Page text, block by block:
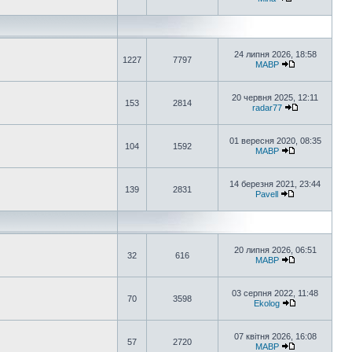
1227 7797
24 липня 2026, 18:58
MABP
153 2814
20 червня 2025, 12:11
radar77
104 1592
01 вересня 2020, 08:35
MABP
139 2831
14 березня 2021, 23:44
Pavell
32 616
20 липня 2026, 06:51
MABP
70 3598
03 серпня 2022, 11:48
Ekolog
57 2720
07 квітня 2026, 16:08
MABP